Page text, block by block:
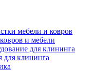
мебели и ковров
и мебели
для клининга
для клининга